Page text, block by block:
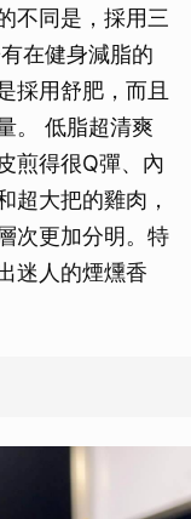
不同是，採用三
在健身減脂的
採用舒肥，而且
。 低脂超清爽
煎得很Q彈、內
超大把的雞肉，
次更加分明。特
迷人的煙燻香